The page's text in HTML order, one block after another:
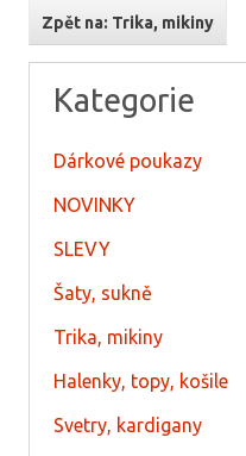
Zpět na: Trika, mikiny
Kategorie
Dárkové poukazy
NOVINKY
SLEVY
Šaty, sukně
Trika, mikiny
Halenky, topy, košile
Svetry, kardigany